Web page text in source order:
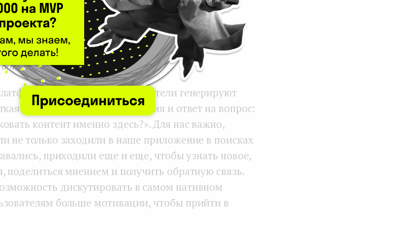
приложение в стиле TikTok с развивающим
мы создаем платформу для асинхронных
кардинально?
на которой пользователи генерируют
механика их взаимодействия и ответ на вопрос:
контент именно здесь?». Для нас важно,
не только заходили в наше приложение в поисках
приходили еще и еще, чтобы узнать новое,
поделиться мнением и получить обратную связь.
дискутировать в самом нативном
больше мотивации, чтобы прийти в